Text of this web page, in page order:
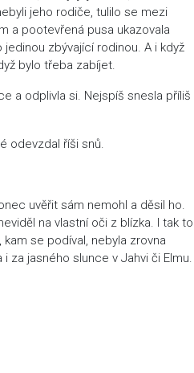
jeho rodiče, tulilo se mezi
a pootevřená pusa ukazovala
zbývající rodinou. A i když
bylo třeba zabíjet.
a odplivla si. Nejspíš snesla příliš
odevzdal říši snů.
uvěřit sám nemohl a děsil ho.
na vlastní oči z blízka. I tak to
se podíval, nebyla zrovna
za jasného slunce v Jahvi či Elmu.